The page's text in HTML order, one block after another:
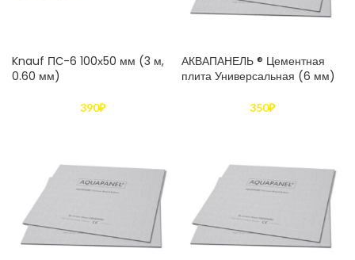
Knauf ПС-6 100х50 мм (3 м,
0.60 мм)
390₽
АКВАПАНЕЛЬ ® Цементная
плита Универсальная (6 мм)
350₽